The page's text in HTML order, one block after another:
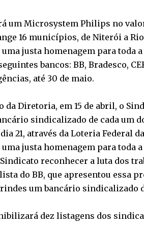
um Microsystem Philips no
16 municípios, de Niterói a
uma justa homenagem para toda
bancos: BB, Bradesco,
até 30 de maio.
da Diretoria, em 15 de abril, o
sindicalizado de cada um
21, através da Loteria Federal
uma justa homenagem para toda
reconhecer a luta dos
do BB, que apresentou essa
um bancário sindicalizado
dez listagens dos